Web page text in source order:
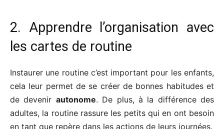
2. Apprendre l’organisation avec
les cartes de routine
Instaurer une routine c’est important pour les enfants,
cela leur permet de se créer de bonnes habitudes et
de devenir autonome. De plus, à la différence des
adultes, la routine rassure les petits qui en ont besoin
en tant que repère dans les actions de leurs journées.